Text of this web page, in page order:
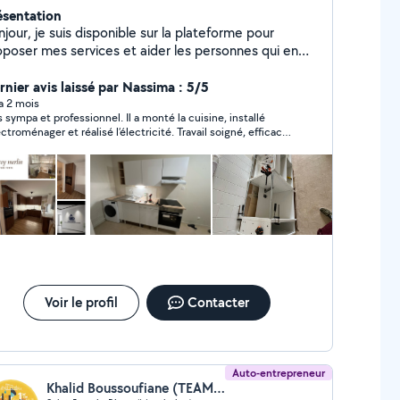
je suis disponible sur la plateforme pour
mes services et aider les personnes qui en
un travail de qualité et à instaurer une relation
avec vous
avis laissé par Nassima : 5/5
2 mois
sympa et professionnel. Il a monté la cuisine, installé
et réalisé l’électricité. Travail soigné, efficace,
pas à refaire appel à lui.
Voir le profil Contacter
Auto-entrepreneur
Khalid Boussoufiane (TEAM TECH)